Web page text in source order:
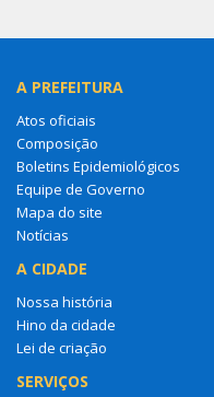
A PREFEITURA
Atos oficiais
Composição
Boletins Epidemiológicos
Equipe de Governo
Mapa do site
Notícias
A CIDADE
Nossa história
Hino da cidade
Lei de criação
SERVIÇOS